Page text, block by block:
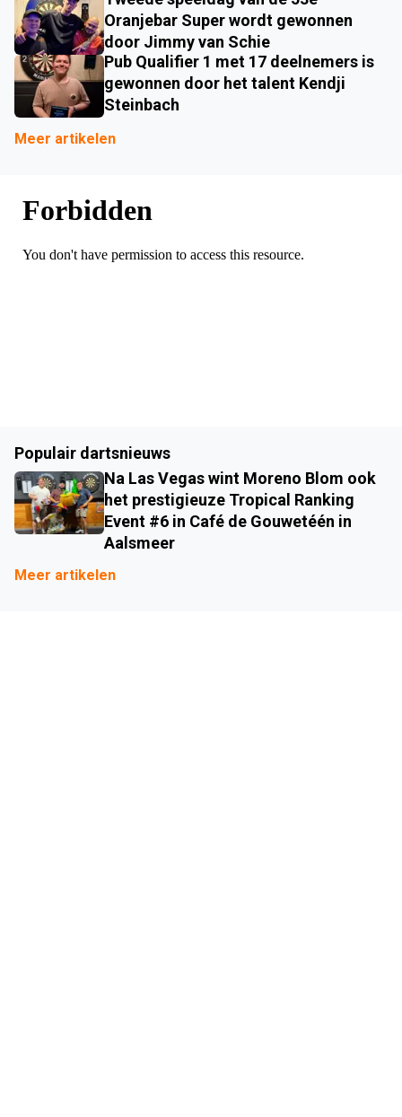
Oranjebar Super wordt gewonnen
door Jimmy van Schie
Pub Qualifier 1 met 17 deelnemers is
gewonnen door het talent Kendji
Steinbach
Meer artikelen
Populair dartsnieuws
Na Las Vegas wint Moreno Blom ook
het prestigieuze Tropical Ranking
Event #6 in Café de Gouwetéén in
Aalsmeer
Meer artikelen